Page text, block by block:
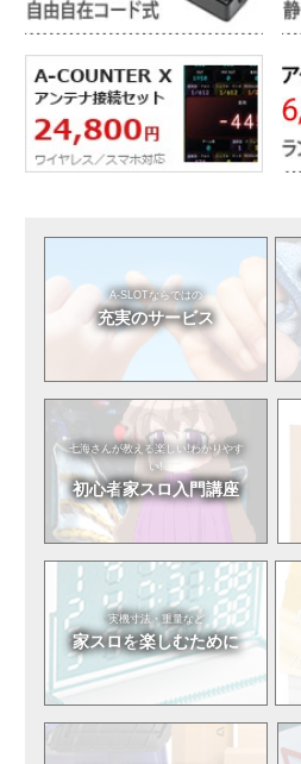
A-SLOTならではの
充実のサービス
七海さんが教える楽しい!わかりやす
い!
初心者家スロ入門講座
実機寸法・重量など
家スロを楽しむために